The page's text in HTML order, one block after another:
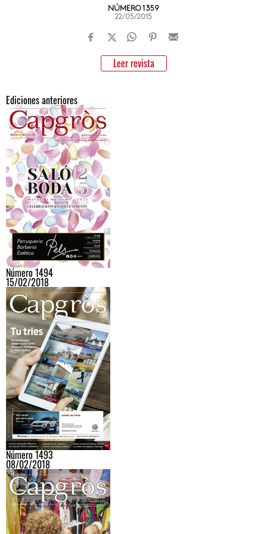
NÚMERO 1359
22/05/2015
Leer revista
Ediciones anteriores
Número 1494
15/02/2018
Número 1493
08/02/2018